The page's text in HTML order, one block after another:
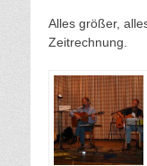
Alles größer,
Zeitrechnung.